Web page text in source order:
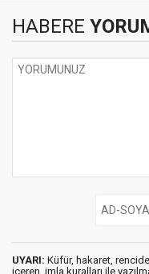
HABERE
UYARI: Küfür, hakaret,
içeren, imla kuralları ile